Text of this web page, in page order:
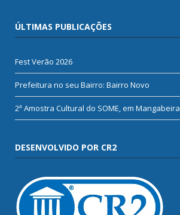
ÚLTIMAS PUBLICAÇÕES
Fest Verão 2026
Prefeitura no seu Bairro: Bairro Novo
2ª Amostra Cultural do SOME, em Mangabeira
DESENVOLVIDO POR CR2